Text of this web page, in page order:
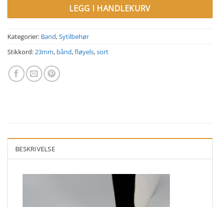
LEGG I HANDLEKURV
Kategorier: Band,Sytilbehør
Stikkord:23mm, bånd,fløyels,sort
BESKRIVELSE